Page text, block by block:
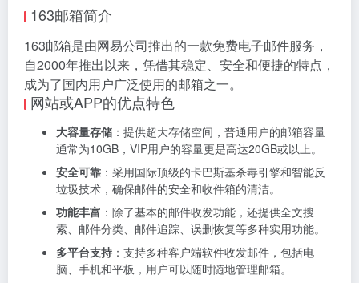
163邮箱简介
163邮箱是由网易公司推出的一款免费电子邮件服务，
自2000年推出以来，凭借其稳定、安全和便捷的特点，
成为了国内用户广泛使用的邮箱之一。
网站或APP的优点特色
大容量存储 ：提供超大存储空间，普通用户的邮箱容量
通常为10GB，VIP用户的容量更是高达20GB或以上。
安全可靠 ：采用国际顶级的卡巴斯基杀毒引擎和智能反
垃圾技术，确保邮件的安全和收件箱的清洁。
功能丰富 ：除了基本的邮件收发功能，还提供全文搜
索、邮件分类、邮件追踪、误删恢复等多种实用功能。
多平台支持 ：支持多种客户端软件收发邮件，包括电
脑、手机和平板，用户可以随时随地管理邮箱。